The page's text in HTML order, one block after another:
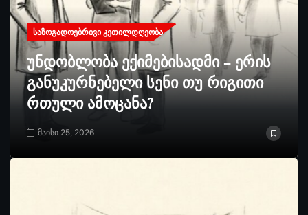
ᲡᲐᲖᲝᲒᲐᲓᲝᲔᲑᲠᲘᲕᲘ ᲙᲔᲗᲘᲚᲓᲦᲔᲝᲑᲐ
უნდობლობა ექიმებისადმი – ერის
განუკურნებელი სენი თუ რიგითი
რთული ამოცანა?
მაისი 25, 2026